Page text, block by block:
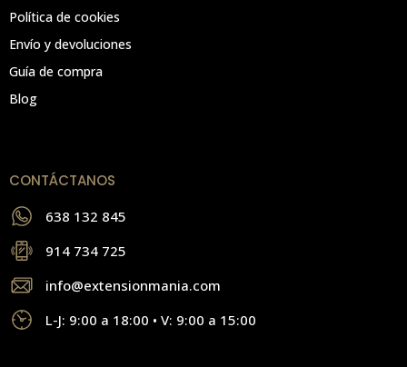
Política de cookies
Envío y devoluciones
Guía de compra
Blog
CONTÁCTANOS
638 132 845
914 734 725
info@extensionmania.com
L-J: 9:00 a 18:00 • V: 9:00 a 15:00